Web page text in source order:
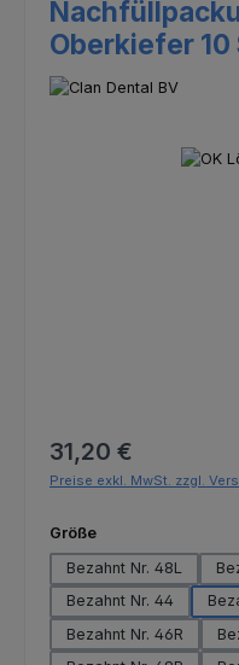
Oberkiefer
Bildergalerie
Regulärer Preis:
31,20 €
Preise exkl. MwSt. zzgl.
Größeauswählen
Bezahnt Nr. 48L
Bezahnt Nr. 44
Bezahnt Nr. 46R